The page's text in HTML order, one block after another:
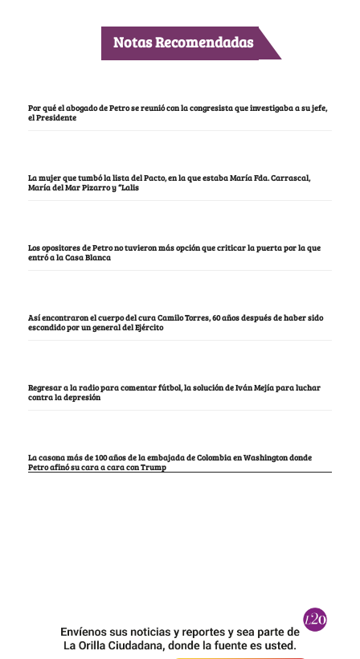
Notas Recomendadas
Por qué el abogado de Petro se reunió con la congresista que investigaba a su jefe,
el Presidente
La mujer que tumbó la lista del Pacto, en la que estaba María Fda. Carrascal,
María del Mar Pizarro y “Lalis
Los opositores de Petro no tuvieron más opción que criticar la puerta por la que
entró a la Casa Blanca
Así encontraron el cuerpo del cura Camilo Torres, 60 años después de haber sido
escondido por un general del Ejército
Regresar a la radio para comentar fútbol, la solución de Iván Mejía para luchar
contra la depresión
La casona más de 100 años de la embajada de Colombia en Washington donde
Petro afinó su cara a cara con Trump